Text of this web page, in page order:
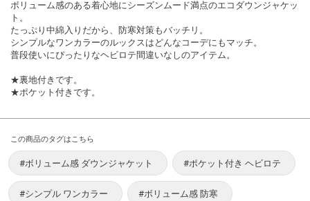
ボリューム感のある着心地にシーズンムード満点のエコダウンジャケッ
ト。
たっぷり中綿入りだから、防寒対策もバッチリ。
シンプルなワンカラーのルックスはどんなコーデにもマッチ。
普段使いにぴったりなヘビロテ間違いなしのアイテム。
★裏地付きです。
★ポケット付きです。
この商品のタグはこちら
#ボリューム感 ダウンジャケット #ポケット付き ヘビロテ
#シンプル ワンカラー #ボリューム感 防寒